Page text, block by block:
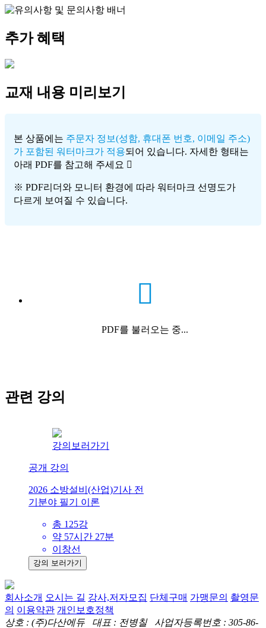
추가 혜택
교재 내용 미리보기
본 상품에는 주문자 정보(성함, 휴대폰 번호, 이메일 주소)
가 포함된 워터마크가 적용되어 있습니다. 자세한 형태는
아래 PDF를 참고해 주세요
※ PDF리더와 모니터 환경에 따라 워터마크 선명도가
다르게 보여질 수 있습니다.
PDF를 불러오는 중...
관련 강의
강의보러가기
공개 강의
2026 소방설비(산업)기사 전
기분야 필기 이론
총 125강
약 57시간 27분
이창선
강의 보러가기
회사소개 오시는 길 강사,저자모집 단체구매 가맹문의 촬영문
의 이용약관 개인보호정책
상호 : (주)다산에듀 대표 : 전병칠 사업자등록번호 : 305-86-